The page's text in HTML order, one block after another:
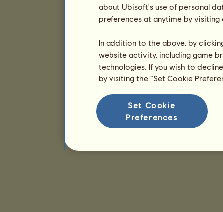
about Ubisoft's use of personal
preferences at anytime by
In addition to the above, by
website activity, including game
technologies. If you wish to
by visiting the “Set Cookie
Set Cookie
Preferences